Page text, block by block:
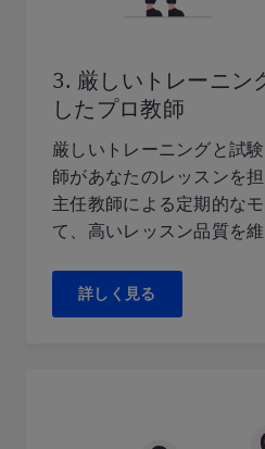
3. 厳しいトレーニン
したプロ教師
厳しいトレーニングと試
師があなたのレッスンを担
主任教師による定期的な
て、高いレッスン品質を維
詳しく見る